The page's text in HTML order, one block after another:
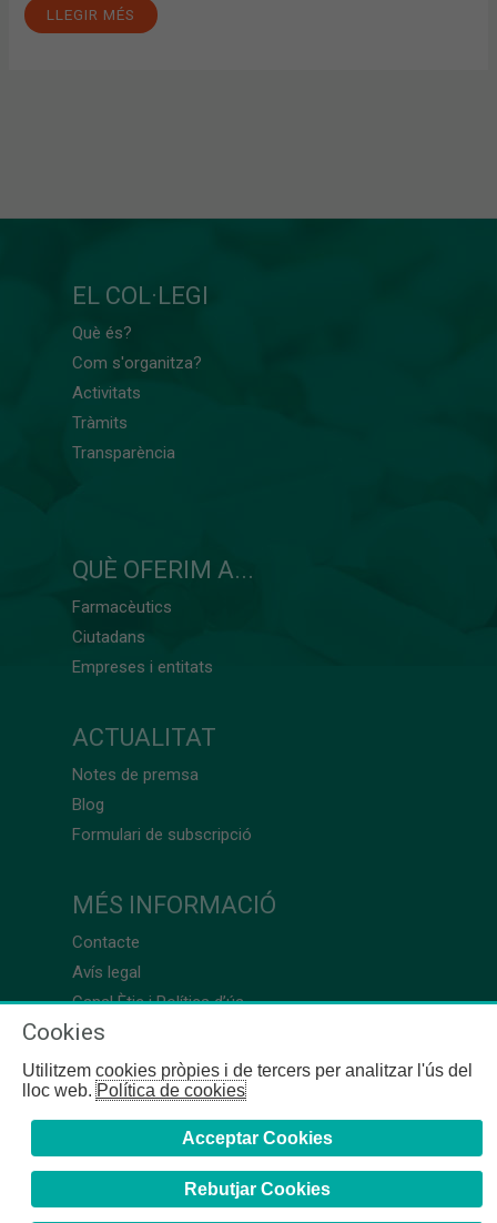
LLEGIR MÉS
EL COL·LEGI
Què és?
Com s'organitza?
Activitats
Tràmits
Transparència
QUÈ OFERIM A...
Farmacèutics
Ciutadans
Empreses i entitats
ACTUALITAT
Notes de premsa
Blog
Formulari de subscripció
MÉS INFORMACIÓ
Contacte
Avís legal
Canal Ètic i Política d’ús
Cookies
Utilitzem cookies pròpies i de tercers per analitzar l'ús del
lloc web.Política de cookies
Acceptar Cookies
Rebutjar Cookies